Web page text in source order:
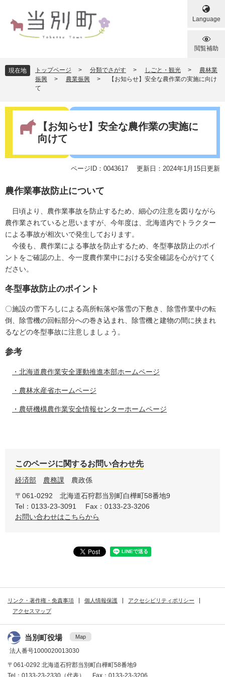
でば
Language
閲覧補助
現在地 トップページ > 分類でさがす > しごと・観光 >
農林業
振興
> 農業振興 >
【お知らせ】安全な農作業の実施に向け
て
【お知らせ】安全な農作業の実施に
向けて
ページID：0043617 更新日：2024年1月15日更新
農作業事故防止について
日頃より、農作業事故を防止するため、細心の注意を図りながら
農作業されていると思いますが、今年度は、北海道内でトラクター
による事故が相次いで発生しております。
今後も、農作業による事故を防止するため、冬型事故防止のポイ
ントをご確認の上、今一度農作業中における安全確認を心がけてく
ださい。
冬型事故防止のポイント
〇施設の雪下ろしによる高所転落や落雪の下敷き、除雪作業中の転
倒、除雪機の回転部分への巻き込まれ、除雪機と建物の間に挟まれ
るなどの冬型事故に注意しましょう。
参考
・北海道農作業安全運動推進本部ホームページ
・農林水産省ホームページ
・農研機構農作業安全情報センターホームページ
このページに関するお問い合わせ先
経済部 農務課
農政係
〒061-0292
北海道石狩郡当別町白樺町58番地9
Tel：0133-23-3091
Fax：0133-23-3206
お問い合わせはこちらから
リンク・著作権・免責事項 個人情報保護
アクセシビリティポリシー
アクセスマップ
当別町役場 Map
法人番号1000020013030
〒061-0292 北海道石狩郡当別町白樺町58番地9
Tel：0133-23-2330（代表） Fax：0133-23-3206